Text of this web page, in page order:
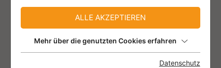
Ihre E-Mail-Adresse ein. Anweisungen zum
Zurücksetzen Ihres Passworts werden
Passwort zurücksetzen
ALLE AKZEPTIEREN
Mehr über die genutzten Cookies erfahren
Datenschutz